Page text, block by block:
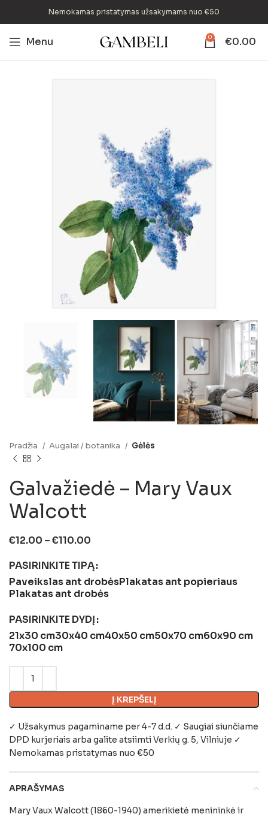
Nemokamas pristatymas užsakymams nuo €50
Menu 0 €0.00
Pradžia Augalai / botanika Gėlės
Galvažiedė – Mary Vaux
Walcott
€12.00 –€110.00
PASIRINKITE TIPĄ
Paveikslas ant drobėsPlakatas ant popieriaus
Plakatas ant drobės
PASIRINKITE DYDĮ
21x30 cm30x40 cm40x50 cm50x70 cm60x90 cm
70x100 cm
Į KREPŠELĮ
✓ Užsakymus pagaminame per 4-7 d.d. ✓ Saugiai siunčiame
DPD kurjeriais arba galite atsiimtiVerkių g. 5, Vilniuje ✓
Nemokamas pristatymas nuo €50
APRAŠYMAS
Mary Vaux Walcott (1860-1940) amerikietė menininkė ir